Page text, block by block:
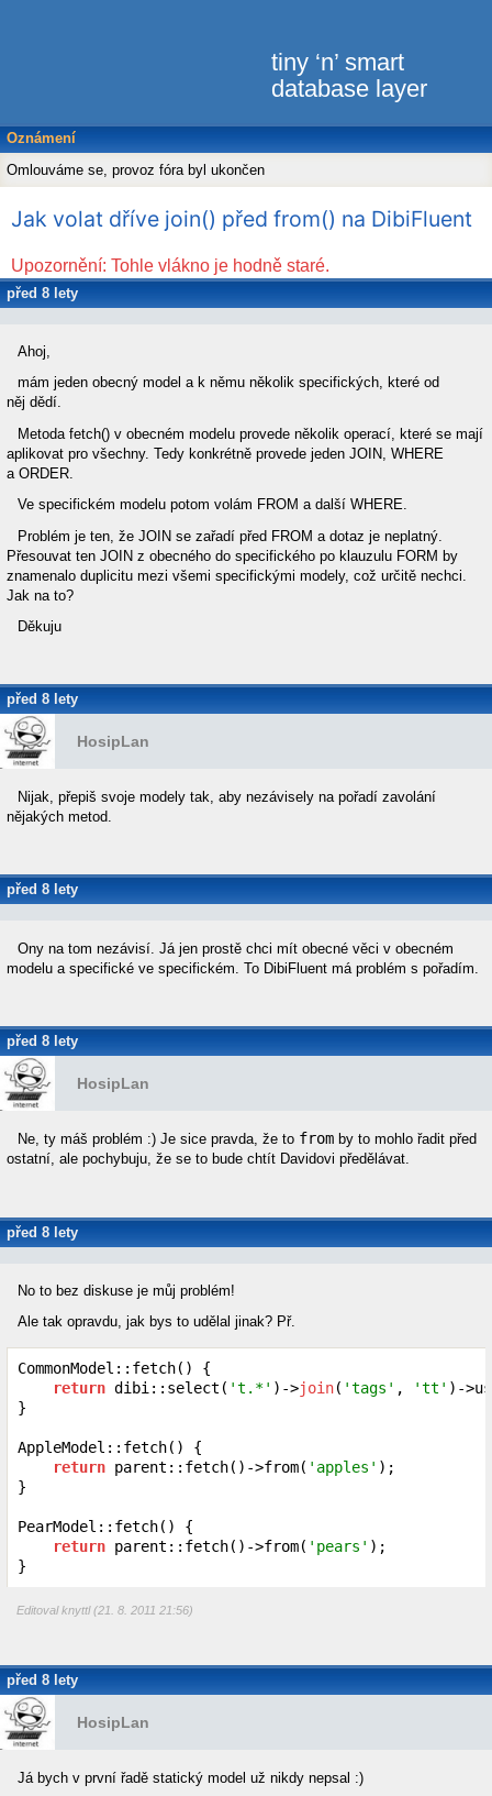
tiny ‘n’ smart
database layer
Oznámení
Omlouváme se, provoz fóra byl ukončen
Jak volat dříve join() před from() na DibiFluent
Upozornění: Tohle vlákno je hodně staré.
před 8 lety
Ahoj,
mám jeden obecný model a k němu několik specifických, které od
něj dědí.
Metoda fetch() v obecném modelu provede několik operací, které se mají
aplikovat pro všechny. Tedy konkrétně provede jeden JOIN, WHERE
a ORDER.
Ve specifickém modelu potom volám FROM a další WHERE.
Problém je ten, že JOIN se zařadí před FROM a dotaz je neplatný.
Přesouvat ten JOIN z obecného do specifického po klauzulu FORM by
znamenalo duplicitu mezi všemi specifickými modely, což určitě nechci.
Jak na to?
Děkuju
před 8 lety
HosipLan
Nijak, přepiš svoje modely tak, aby nezávisely na pořadí zavolání
nějakých metod.
před 8 lety
Ony na tom nezávisí. Já jen prostě chci mít obecné věci v obecném
modelu a specifické ve specifickém. To DibiFluent má problém s pořadím.
před 8 lety
HosipLan
Ne, ty máš problém :) Je sice pravda, že to from by to mohlo řadit před
ostatní, ale pochybuju, že se to bude chtít Davidovi předělávat.
před 8 lety
No to bez diskuse je můj problém!
Ale tak opravdu, jak bys to udělal jinak? Př.
CommonModel::fetch() {
return dibi::select( 't.*' )->join( 'tags' , 'tt' )-
}
AppleModel::fetch() {
return parent::fetch()->from( 'apples' );
}
PearModel::fetch() {
return parent::fetch()->from( 'pears' );
}
Editoval knyttl (21. 8. 2011 21:56)
před 8 lety
HosipLan
Já bych v první řadě statický model už nikdy nepsal :)